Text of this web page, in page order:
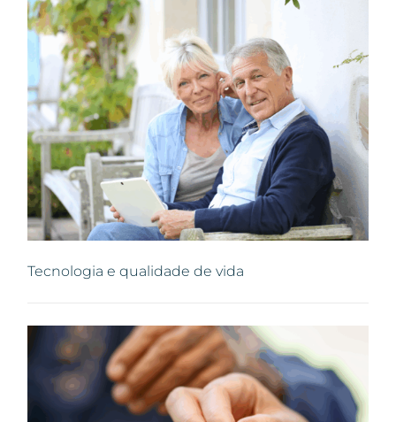
Tecnologia e qualidade de vida